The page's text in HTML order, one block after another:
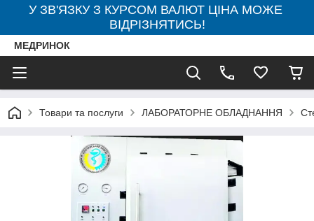
У ЗВ'ЯЗКУ З КУРСОМ ВАЛЮТ ЦІНА МОЖЕ
ВІДРІЗНЯТИСЬ!
МЕДРИНОК
Товари та послуги ЛАБОРАТОРНЕ ОБЛАДНАННЯ